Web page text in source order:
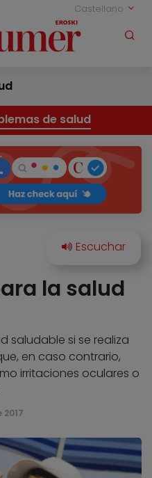
Castellano
de salud
la salud
saludable si se realiza
en caso contrario,
irritaciones oculares o